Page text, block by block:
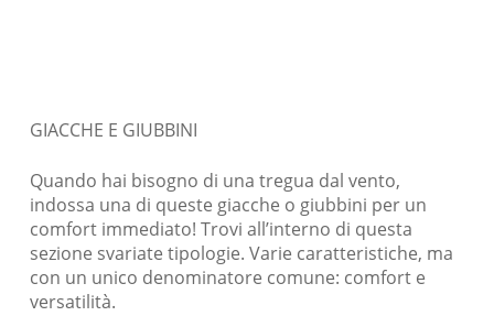
GIACCHE E GIUBBINI
Quando hai bisogno di una tregua dal vento,
indossa una di queste giacche o giubbini per un
comfort immediato! Trovi all’interno di questa
sezione svariate tipologie. Varie caratteristiche, ma
con un unico denominatore comune: comfort e
versatilità.